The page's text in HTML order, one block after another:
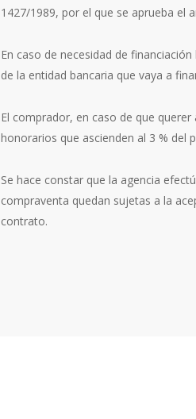
1427/1989, por el que se aprueba el
En caso de necesidad de
de la entidad bancaria que vaya a
El comprador, en caso de que
honorarios que ascienden al 3 % del
Se hace constar que la agencia
compraventa quedan sujetas a la
contrato.